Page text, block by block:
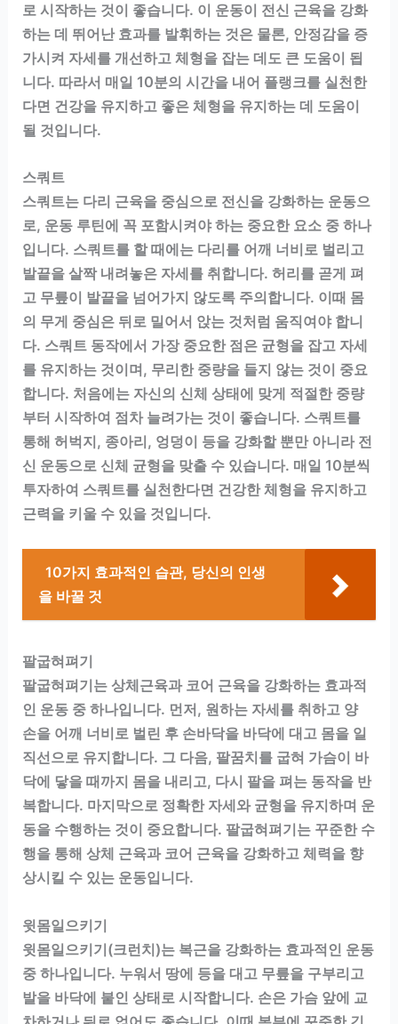
로 시작하는 것이 좋습니다. 이 운동이 전신 근육을 강화
하는 데 뛰어난 효과를 발휘하는 것은 물론, 안정감을 증
가시켜 자세를 개선하고 체형을 잡는 데도 큰 도움이 됩
니다. 따라서 매일 10분의 시간을 내어 플랭크를 실천한
다면 건강을 유지하고 좋은 체형을 유지하는 데 도움이
될 것입니다.
스쿼트
스쿼트는 다리 근육을 중심으로 전신을 강화하는 운동으
로, 운동 루틴에 꼭 포함시켜야 하는 중요한 요소 중 하나
입니다. 스쿼트를 할 때에는 다리를 어깨 너비로 벌리고
발끝을 살짝 내려놓은 자세를 취합니다. 허리를 곧게 펴
고 무릎이 발끝을 넘어가지 않도록 주의합니다. 이때 몸
의 무게 중심은 뒤로 밀어서 앉는 것처럼 움직여야 합니
다. 스쿼트 동작에서 가장 중요한 점은 균형을 잡고 자세
를 유지하는 것이며, 무리한 중량을 들지 않는 것이 중요
합니다. 처음에는 자신의 신체 상태에 맞게 적절한 중량
부터 시작하여 점차 늘려가는 것이 좋습니다. 스쿼트를
통해 허벅지, 종아리, 엉덩이 등을 강화할 뿐만 아니라 전
신 운동으로 신체 균형을 맞출 수 있습니다. 매일 10분씩
투자하여 스쿼트를 실천한다면 건강한 체형을 유지하고
근력을 키울 수 있을 것입니다.
10가지 효과적인 습관, 당신의 인생
을 바꿀 것
팔굽혀펴기
팔굽혀펴기는 상체근육과 코어 근육을 강화하는 효과적
인 운동 중 하나입니다. 먼저, 원하는 자세를 취하고 양
손을 어깨 너비로 벌린 후 손바닥을 바닥에 대고 몸을 일
직선으로 유지합니다. 그 다음, 팔꿈치를 굽혀 가슴이 바
닥에 닿을 때까지 몸을 내리고, 다시 팔을 펴는 동작을 반
복합니다. 마지막으로 정확한 자세와 균형을 유지하며 운
동을 수행하는 것이 중요합니다. 팔굽혀펴기는 꾸준한 수
행을 통해 상체 근육과 코어 근육을 강화하고 체력을 향
상시킬 수 있는 운동입니다.
윗몸일으키기
윗몸일으키기(크런치)는 복근을 강화하는 효과적인 운동
중 하나입니다. 누워서 땅에 등을 대고 무릎을 구부리고
발을 바닥에 붙인 상태로 시작합니다. 손은 가슴 앞에 교